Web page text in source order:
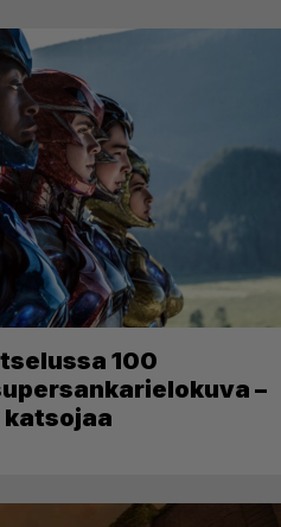
100
–
katsojaa